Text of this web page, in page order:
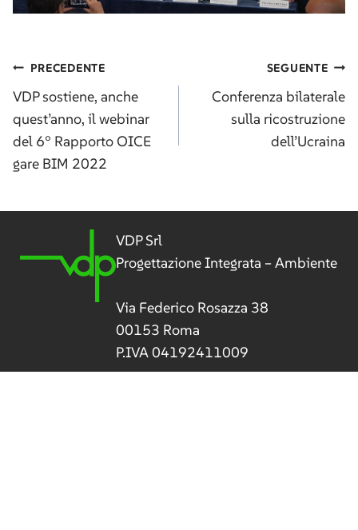
Navigazione
articoli
PRECEDENTE
VDP sostiene, anche
quest’anno, il webinar
del 6° Rapporto OICE
gare BIM 2022
SEGUENTE
Conferenza bilaterale
sulla ricostruzione
dell’Ucraina
VDP Srl
Progettazione Integrata – Ambiente
Via Federico Rosazza 38
00153 Roma
P.IVA 04192411009